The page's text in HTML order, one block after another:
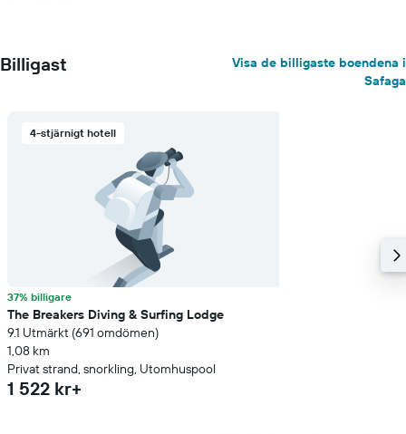
Billigast
Visa de billigaste boendena i
Safaga
4-stjärnigt hotell
37% billigare
The Breakers Diving & Surfing Lodge
9.1 Utmärkt (691 omdömen)
1,08 km
Privat strand, snorkling, Utomhuspool
1 522 kr+